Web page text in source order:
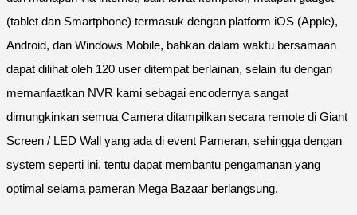
(tablet dan Smartphone) termasuk dengan platform iOS (Apple),
Android, dan Windows Mobile, bahkan dalam waktu bersamaan
dapat dilihat oleh 120 user ditempat berlainan, selain itu dengan
memanfaatkan NVR kami sebagai encodernya sangat
dimungkinkan semua Camera ditampilkan secara remote di Giant
Screen / LED Wall yang ada di event Pameran, sehingga dengan
system seperti ini, tentu dapat membantu pengamanan yang
optimal selama pameran Mega Bazaar berlangsung.